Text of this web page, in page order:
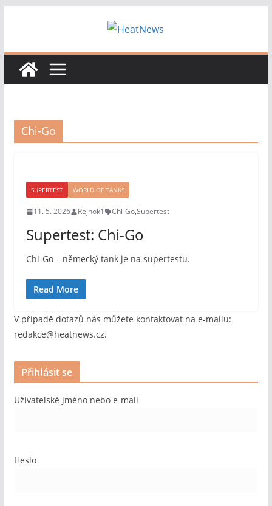
Chi-Go
SUPERTEST WORLD OF TANKS
11. 5. 2026 Rejnok1 Chi-Go,Supertest
Supertest: Chi-Go
Chi-Go – německý tank je na supertestu.
Read More
V případě dotazů nás můžete kontaktovat na e-mailu:
redakce@heatnews.cz.
Přihlásit se
Uživatelské jméno nebo e-mail
Heslo